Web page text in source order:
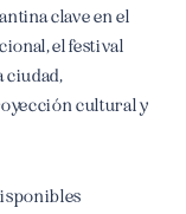
clave en el
el festival
ciudad,
cultural y